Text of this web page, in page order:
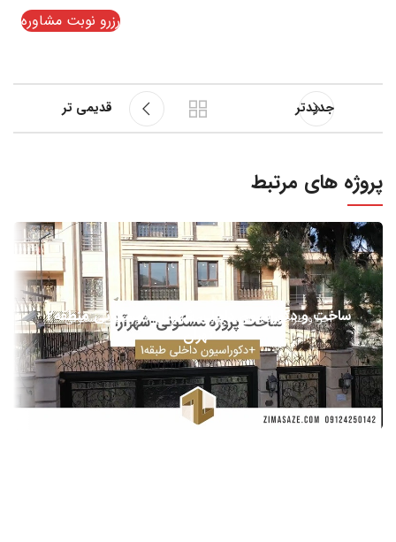
رزرو نوبت مشاوره
جدیدتر قدیمی تر
پروژه های مرتبط
اجرا و طراحی نما بازسازی و اجرا طراحی دکوراسیون مسکونی
ساخت و دکوراسیون داخلی شهرآرا – مسکونی منطقه2
تهران